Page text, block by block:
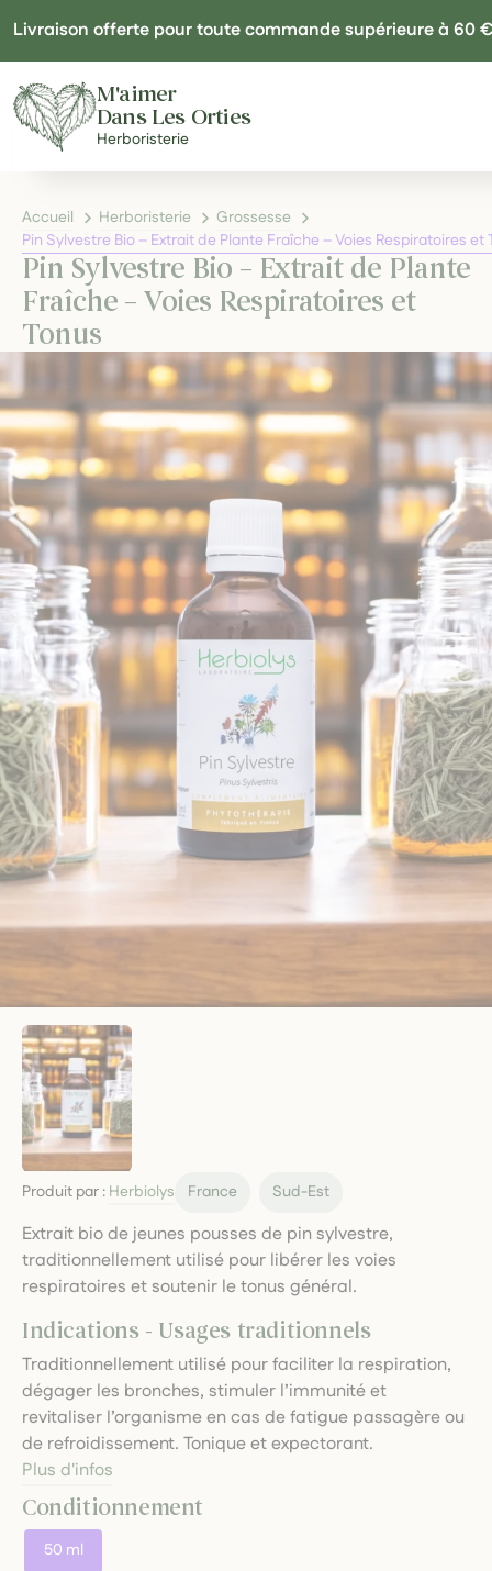
Livraison offerte pour toute commande supérieure à 60 €
M'aimer
Dans Les Orties
Herboristerie
Accueil Herboristerie
Grossesse
Pin Sylvestre Bio – Extrait de Plante Fraîche – Voies Respiratoires et
Pin Sylvestre Bio – Extrait de Plante
Fraîche – Voies Respiratoires et
Tonus
Produit par : Herbiolys France Sud-Est
Extrait bio de jeunes pousses de pin sylvestre,
traditionnellement utilisé pour libérer les voies
respiratoires et soutenir le tonus général.
Indications - Usages traditionnels
Traditionnellement utilisé pour faciliter la respiration,
dégager les bronches, stimuler l’immunité et
revitaliser l’organisme en cas de fatigue passagère ou
de refroidissement. Tonique et expectorant.
Plus d'infos
Conditionnement
50 ml